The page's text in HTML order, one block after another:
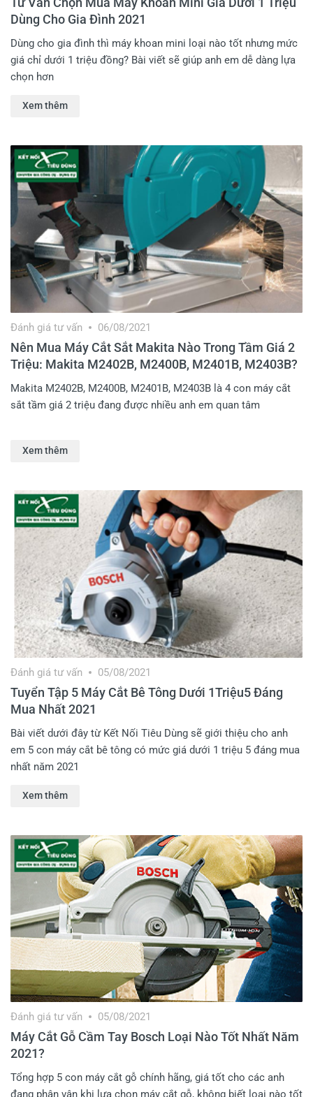
Dùng Cho Gia Đình 2021
Dùng cho gia đình thì máy khoan mini loại nào tốt nhưng mức
giá chỉ dưới 1 triệu đồng? Bài viết sẽ giúp anh em dễ dàng lựa
chọn hơn
Xem thêm
Đánh giá tư vấn
Nên Mua Máy Cắt Sắt Makita Nào Trong Tầm Giá 2
Triệu: Makita M2402B, M2400B, M2401B, M2403B?
06/08/2021
Makita M2402B, M2400B, M2401B, M2403B là 4 con máy cắt
sắt tầm giá 2 triệu đang được nhiều anh em quan tâm
Xem thêm
Đánh giá tư vấn
Tuyển Tập 5 Máy Cắt Bê Tông Dưới 1Triệu5 Đáng
Mua Nhất 2021
05/08/2021
Bài viết dưới đây từ Kết Nối Tiêu Dùng sẽ giới thiệu cho anh
em 5 con máy cắt bê tông có mức giá dưới 1 triệu 5 đáng mua
nhất năm 2021
Xem thêm
Đánh giá tư vấn
Máy Cắt Gỗ Cầm Tay Bosch Loại Nào Tốt Nhất Năm
2021?
05/08/2021
Tổng hợp 5 con máy cắt gỗ chính hãng, giá tốt cho các anh
đang phân vân khi lựa chọn máy cắt gỗ, không biết loại nào tốt